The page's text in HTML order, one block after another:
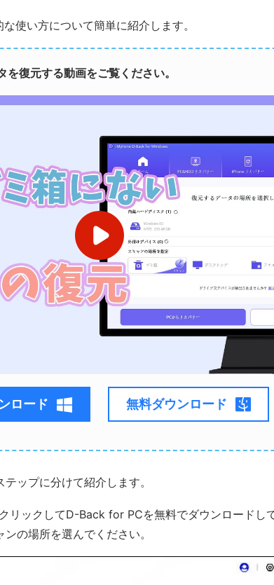
使い方について簡単に紹介します。
復元する動画をご覧ください。
ロード 無料ダウンロード
ップに分けて紹介します。
リックしてD-Back for PCを無料でダウンロードし
の場所を選んでください。